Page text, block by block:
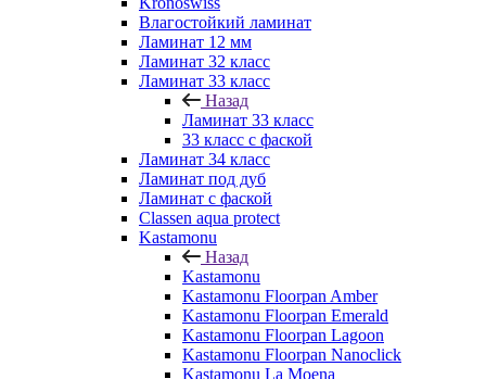
Влагостойкий ламинат
Ламинат 12 мм
Ламинат 32 класс
Ламинат 33 класс
Назад
Ламинат 33 класс
33 класс с фаской
Ламинат 34 класс
Ламинат под дуб
Ламинат с фаской
Classen aqua protect
Kastamonu
Назад
Kastamonu
Kastamonu Floorpan Amber
Kastamonu Floorpan Emerald
Kastamonu Floorpan Lagoon
Kastamonu Floorpan Nanoclick
Kastamonu La Moena